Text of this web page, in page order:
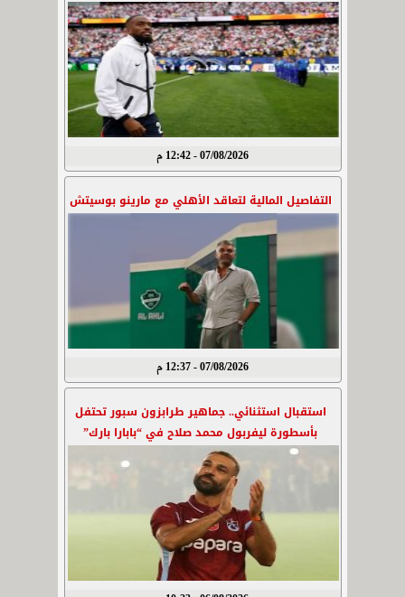
07/08/2026 - 12:42 م
التفاصيل المالية لتعاقد الأهلي مع مارينو بوسيتش
07/08/2026 - 12:37 م
استقبال استثنائي.. جماهير طرابزون سبور تحتفل
بأسطورة ليفربول محمد صلاح في “بابارا بارك”